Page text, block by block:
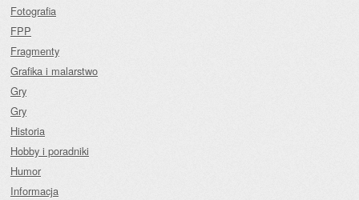
Fotografia
FPP
Fragmenty
Grafika i malarstwo
Gry
Gry
Historia
Hobby i poradniki
Humor
Informacja